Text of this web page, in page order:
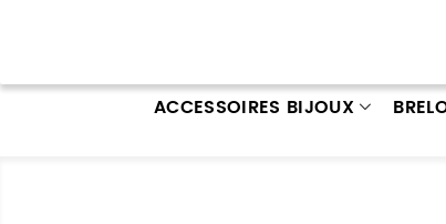
ACCESSOIRES BIJOUX